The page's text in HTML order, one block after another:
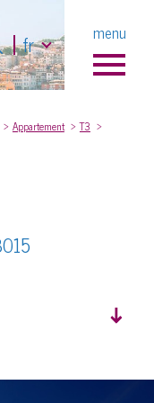
menu
fr
Appartement
T3